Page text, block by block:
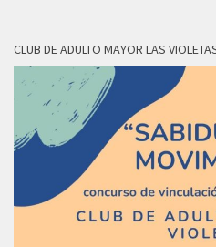
CLUB DE ADULTO MAYOR LAS